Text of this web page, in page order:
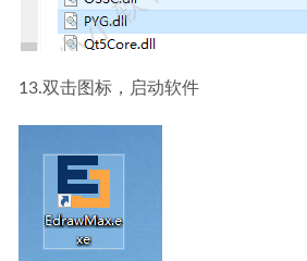
13.双击图标，启动软件